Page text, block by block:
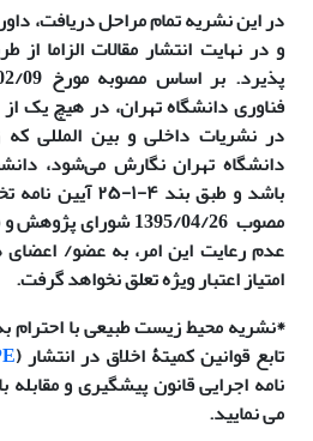
در این نشریه تمام مراحل دریافت،
و در نهایت انتشار مقالات الزاما
پذیرد. بر اساس مصوبه مورخ 1391/02/09
فناوری دانشگاه تهران، در هیچ یک
در نشریات داخلی و بین المللی
دانشگاه تهران نگارش می‌شود،
باشد و طبق بند
مصوب 1395/04/26 شورای
پژوهش و
عدم رعایت این امر، به عضو/ اعضای
امتیاز اعتبار ویژه تعلق نخواهد گرفت.
*نشریه محیط زیست طبیعیبا احترام
تابع قوانین کمیتۀ اخلاق در انتشار (
نامه اجراییقانون پیشگیری و مقابله
می نمایید.